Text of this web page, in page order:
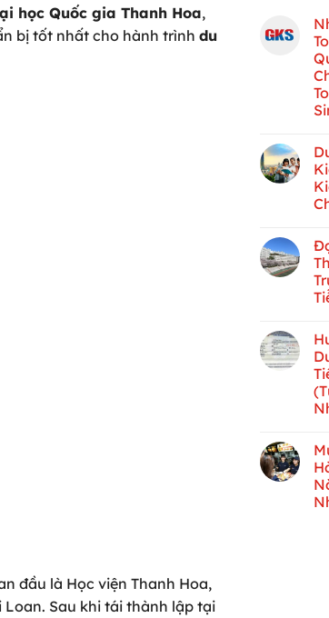
học Quốc gia Thanh Hoa,
bị tốt nhất cho hành trình du
đầu là Học viện Thanh Hoa,
Sau khi tái thành lập tại